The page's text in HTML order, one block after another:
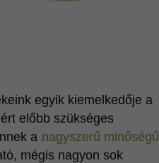
egyik kiemelkedője a
előbb szükséges
a nagyszerű minőségű
mégis nagyon sok